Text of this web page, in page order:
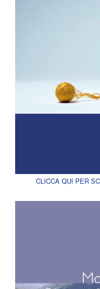
CLICCA QUI PER